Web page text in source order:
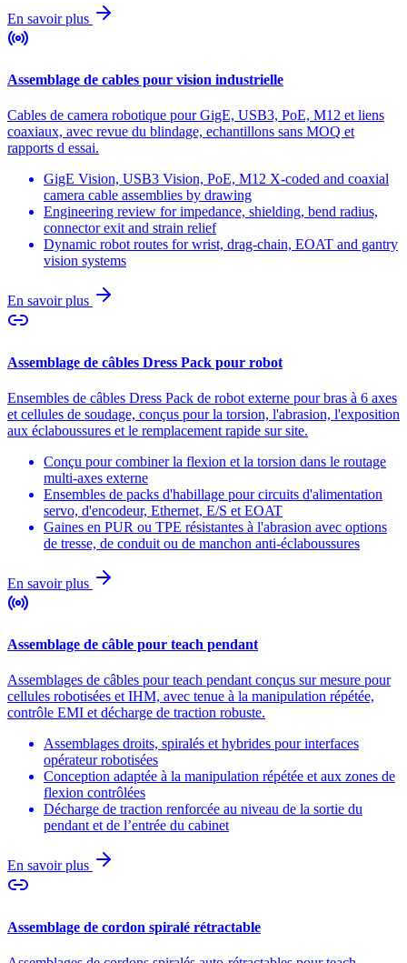
En savoir plus
Assemblage de cables pour vision industrielle
Cables de camera robotique pour GigE, USB3, PoE, M12 et liens
coaxiaux, avec revue du blindage, echantillons sans MOQ et
rapports d essai.
GigE Vision, USB3 Vision, PoE, M12 X-coded and coaxial
camera cable assemblies by drawing
Engineering review for impedance, shielding, bend radius,
connector exit and strain relief
Dynamic robot routes for wrist, drag-chain, EOAT and gantry
vision systems
En savoir plus
Assemblage de câbles Dress Pack pour robot
Ensembles de câbles Dress Pack de robot externe pour bras à 6 axes
et cellules de soudage, conçus pour la torsion, l'abrasion, l'exposition
aux éclaboussures et le remplacement rapide sur site.
Conçu pour combiner la flexion et la torsion dans le routage
multi-axes externe
Ensembles de packs d'habillage pour circuits d'alimentation
servo, d'encodeur, Ethernet, E/S et EOAT
Gaines en PUR ou TPE résistantes à l'abrasion avec options
de tresse, de conduit ou de manchon anti-éclaboussures
En savoir plus
Assemblage de câble pour teach pendant
Assemblages de câbles pour teach pendant conçus sur mesure pour
cellules robotisées et IHM, avec tenue à la manipulation répétée,
contrôle EMI et décharge de traction robuste.
Assemblages droits, spiralés et hybrides pour interfaces
opérateur robotisées
Conception adaptée à la manipulation répétée et aux zones de
flexion contrôlées
Décharge de traction renforcée au niveau de la sortie du
pendant et de l’entrée du cabinet
En savoir plus
Assemblage de cordon spiralé rétractable